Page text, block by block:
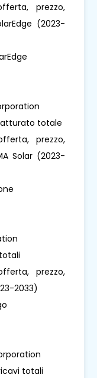
prezzo,
(2023-
totale
prezzo,
Solar (2023-
prezzo,
2033)
totali